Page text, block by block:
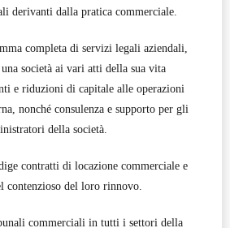
derivanti dalla pratica commerciale.
completa di servizi legali aziendali,
società ai vari atti della sua vita
e riduzioni di capitale alle operazioni
nonché consulenza e supporto per gli
della società.
contratti di locazione commerciale e
contenzioso del loro rinnovo.
commerciali in tutti i settori della